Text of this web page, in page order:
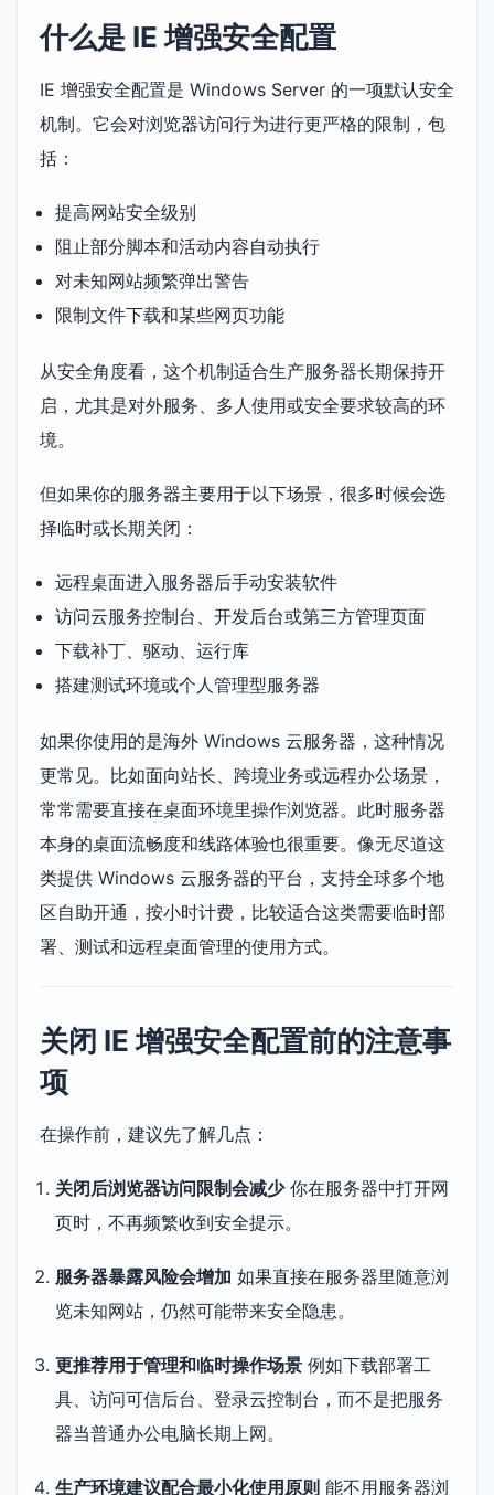
什么是 IE 增强安全配置
IE 增强安全配置是 Windows Server 的一项默认安全
机制。它会对浏览器访问行为进行更严格的限制，包
括：
提高网站安全级别
阻止部分脚本和活动内容自动执行
对未知网站频繁弹出警告
限制文件下载和某些网页功能
从安全角度看，这个机制适合生产服务器长期保持开
启，尤其是对外服务、多人使用或安全要求较高的环
境。
但如果你的服务器主要用于以下场景，很多时候会选
择临时或长期关闭：
远程桌面进入服务器后手动安装软件
访问云服务控制台、开发后台或第三方管理页面
下载补丁、驱动、运行库
搭建测试环境或个人管理型服务器
如果你使用的是海外 Windows 云服务器，这种情况
更常见。比如面向站长、跨境业务或远程办公场景，
常常需要直接在桌面环境里操作浏览器。此时服务器
本身的桌面流畅度和线路体验也很重要。像无尽道这
类提供 Windows 云服务器的平台，支持全球多个地
区自助开通，按小时计费，比较适合这类需要临时部
署、测试和远程桌面管理的使用方式。
关闭 IE 增强安全配置前的注意事
项
在操作前，建议先了解几点：
关闭后浏览器访问限制会减少你在服务器中打开网
页时，不再频繁收到安全提示。
服务器暴露风险会增加 如果直接在服务器里随意浏
览未知网站，仍然可能带来安全隐患。
更推荐用于管理和临时操作场景 例如下载部署工
具、访问可信后台、登录云控制台，而不是把服务
器当普通办公电脑长期上网。
生产环境建议配合最小化使用原则 能不用服务器浏